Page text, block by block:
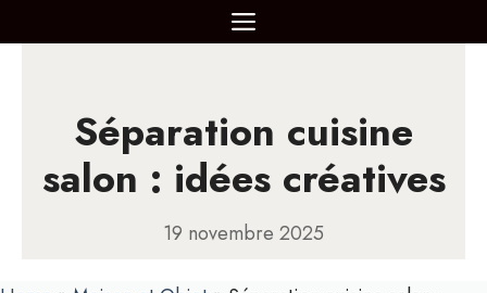
au
MENU
Séparation cuisine
salon : idées créatives
19 novembre 2025